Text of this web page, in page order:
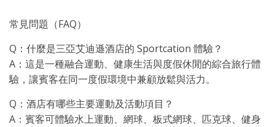
常見問題（FAQ）
Q：什麼是三亞艾迪遜酒店的 Sportcation 體驗？
A：這是一種融合運動、健康生活與度假休閒的綜合旅行體
驗，讓賓客在同一度假環境中兼顧放鬆與活力。
Q：酒店有哪些主要運動及活動項目？
A：賓客可體驗水上運動、網球、板式網球、匹克球、健身